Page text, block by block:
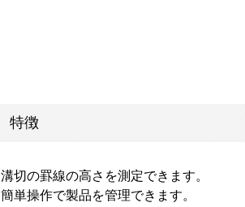
特徴
溝切の罫線の高さを測定できます。
簡単操作で製品を管理できます。